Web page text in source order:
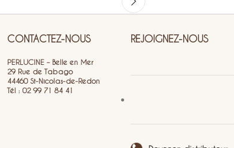
CONTACTEZ-NOUS
PERLUCINE – Belle en Mer
29 Rue de Tabago
44460 St-Nicolas-de-Redon
Tél : 02 99 71 84 41
REJOIGNEZ-NOUS